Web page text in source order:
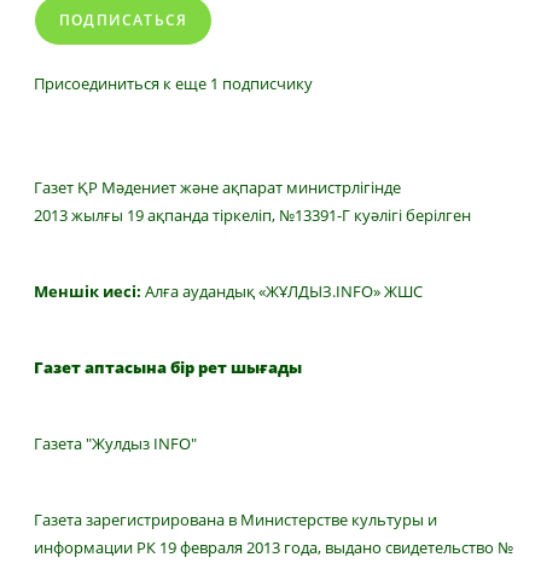
ПОДПИСАТЬСЯ
Присоединиться к еще 1 подписчику
Газет ҚР Мәдениет және ақпарат министрлігінде
2013 жылғы 19 ақпанда тіркеліп, №13391-Г куәлігі берілген
Меншік иесі: Алға аудандық «ЖҰЛДЫЗ.INFO» ЖШС
Газет аптасына бір рет шығады
Газета "Жулдыз INFO"
Газета зарегистрирована в Министерстве культуры и
информации РК 19 февраля 2013 года, выдано свидетельство №